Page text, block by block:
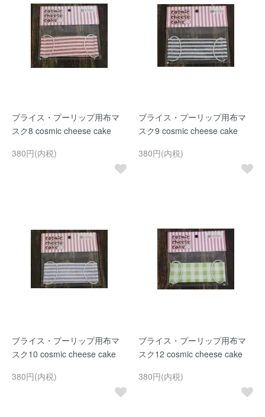
ブライス・プーリップ用布マ
スク8 cosmic cheese cake
380円(内税)
ブライス・プーリップ用布マ
スク9 cosmic cheese cake
380円(内税)
ブライス・プーリップ用布マ
スク10 cosmic cheese cake
380円(内税)
ブライス・プーリップ用布マ
スク12 cosmic cheese cake
380円(内税)